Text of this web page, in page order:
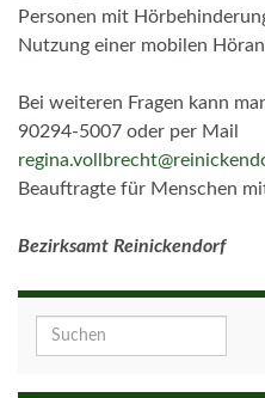
Personen mit
Nutzung einer mobilen
Bei weiteren Fragen kann
90294-5007 oder per Mail
Beauftragte für Menschen
Bezirksamt Reinickendorf
Search for: